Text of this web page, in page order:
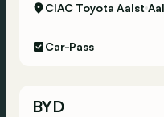
CIAC Toyota Aalst
Car-Pass
BYD